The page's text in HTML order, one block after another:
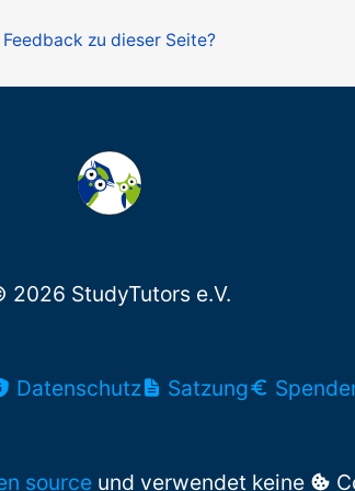
Feedback zu dieser Seite?
2026 StudyTutors e.V.
Datenschutz Satzung
source und verwendet keine